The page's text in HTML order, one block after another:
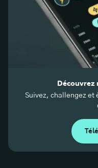
Découvrez
Suivez, challengez et